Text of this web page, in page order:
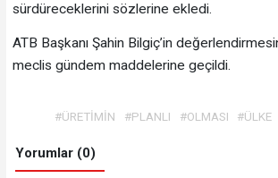
sürdüreceklerini sözlerine ekledi.
ATB Başkanı Şahin Bilgiç’in
meclis gündem maddelerine geçildi.
#ÜRETİMİN #PLANLI #OLMASI #ÜLKE
Yorumlar (0)